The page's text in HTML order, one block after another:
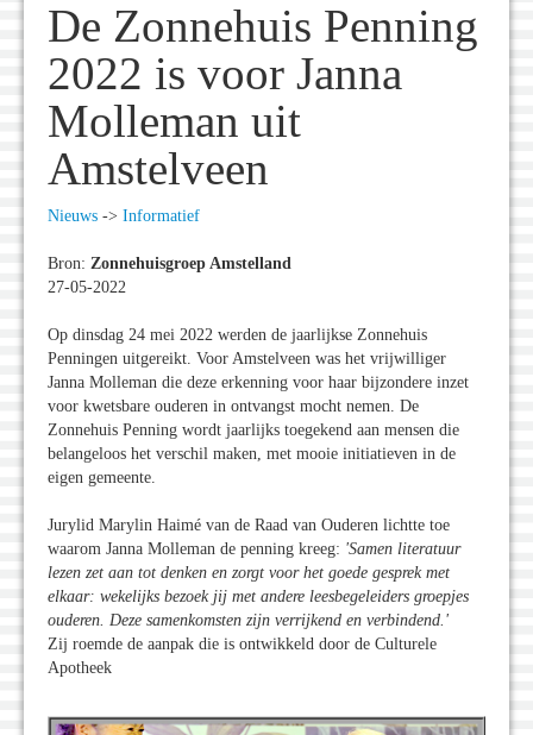
De Zonnehuis Penning
2022 is voor Janna
Molleman uit
Amstelveen
Nieuws -> Informatief
Bron: Zonnehuisgroep Amstelland
27-05-2022
Op dinsdag 24 mei 2022 werden de jaarlijkse Zonnehuis
Penningen uitgereikt. Voor Amstelveen was het vrijwilliger
Janna Molleman die deze erkenning voor haar bijzondere inzet
voor kwetsbare ouderen in ontvangst mocht nemen. De
Zonnehuis Penning wordt jaarlijks toegekend aan mensen die
belangeloos het verschil maken, met mooie initiatieven in de
eigen gemeente.
Jurylid Marylin Haimé van de Raad van Ouderen lichtte toe
waarom Janna Molleman de penning kreeg: 'Samen literatuur
lezen zet aan tot denken en zorgt voor het goede gesprek met
elkaar: wekelijks bezoek jij met andere leesbegeleiders groepjes
ouderen. Deze samenkomsten zijn verrijkend en verbindend.'
Zij roemde de aanpak die is ontwikkeld door de Culturele
Apotheek